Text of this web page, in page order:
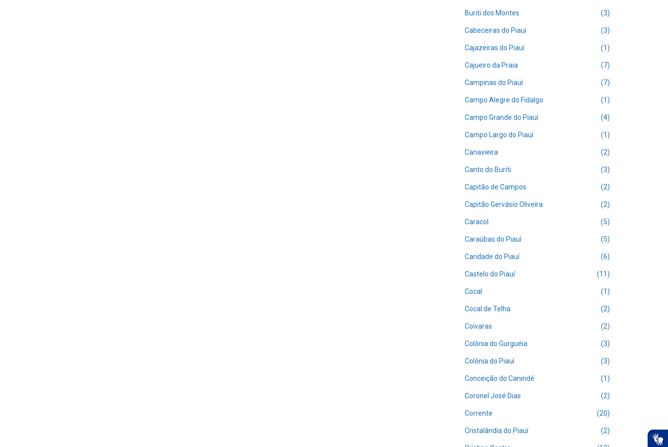
Buriti dos Montes (3)
Cabeceiras do Piauí (3)
Cajazeiras do Piauí (1)
Cajueiro da Praia (7)
Campinas do Piauí (7)
Campo Alegre do Fidalgo (1)
Campo Grande do Piauí (4)
Campo Largo do Piauí (1)
Canavieira (2)
Canto do Buriti (3)
Capitão de Campos (2)
Capitão Gervásio Oliveira (2)
Caracol (5)
Caraúbas do Piauí (5)
Caridade do Piauí (6)
Castelo do Piauí (11)
Cocal (1)
Cocal de Telha (2)
Coivaras (2)
Colônia do Gurguéia (3)
Colônia do Piauí (3)
Conceição do Canindé (1)
Coronel José Dias (2)
Corrente (20)
Cristalândia do Piauí (2)